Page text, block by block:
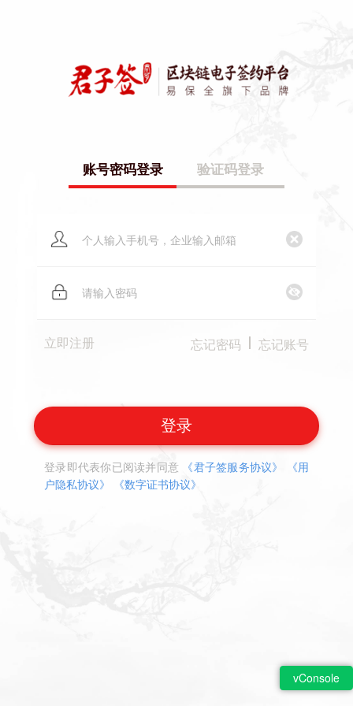
账号密码登录 验证码登录
立即注册 忘记密码 忘记账号
登录
登录即代表你已阅读并同意 《君子签服务协议》
《用
户隐私协议》
《数字证书协议》